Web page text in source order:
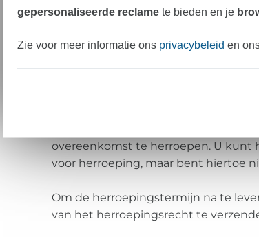
Herroepingsrecht
U heeft het recht om binnen 14
Str. 1, 48529 Nordhorn,
overeenkomst te herroepen. U kunt
voor herroeping, maar bent hiertoe
Om de herroepingstermijn na te
van het herroepingsrecht te
gepersonaliseerde reclamete bieden en je
Zie voor meer informatie ons privacybeleid en